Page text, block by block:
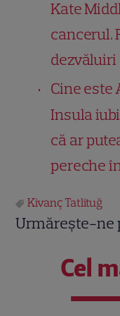
Kate
cancerul.
dezvăluiri
Cine este
Insula
că ar
pereche
Kivanç Tatlituğ
Urmărește-ne
Cel